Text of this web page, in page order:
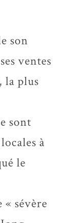
son
ventes
la plus
sont
à
le
sévère